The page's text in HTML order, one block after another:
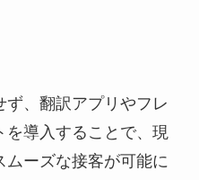
、翻訳アプリやフレ
を導入することで、現
ーズな接客が可能に